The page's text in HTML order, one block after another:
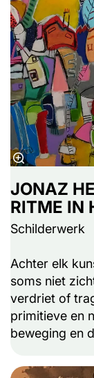
JONAZ
RITME IN
Schilderwerk
Achter elk
soms niet
verdriet of
primitieve en
beweging en